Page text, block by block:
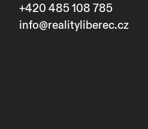
+420 485 108 785
info@realityliberec.cz